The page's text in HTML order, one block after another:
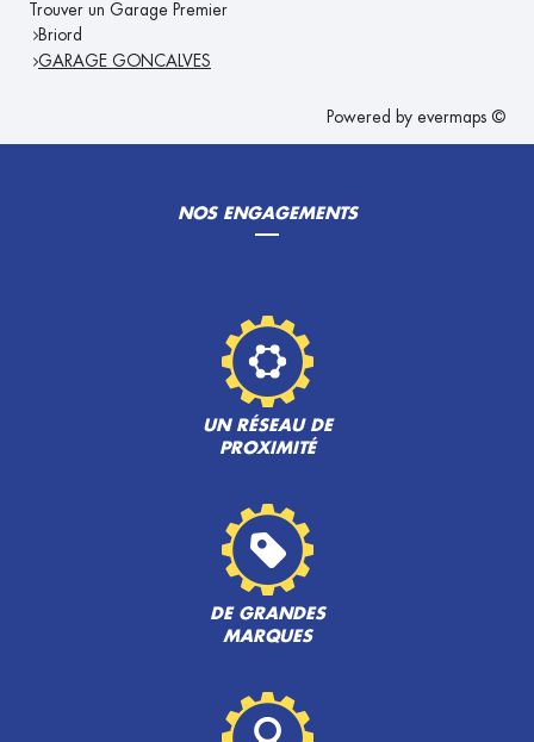
Trouver un Garage Premier
Briord
GARAGE GONCALVES
Powered by evermaps ©
NOS ENGAGEMENTS
UN RÉSEAU DE
PROXIMITÉ
DE GRANDES
MARQUES